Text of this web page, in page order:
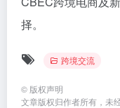
择。
跨境交流
© 版权声明
文章版权归作者所有，未